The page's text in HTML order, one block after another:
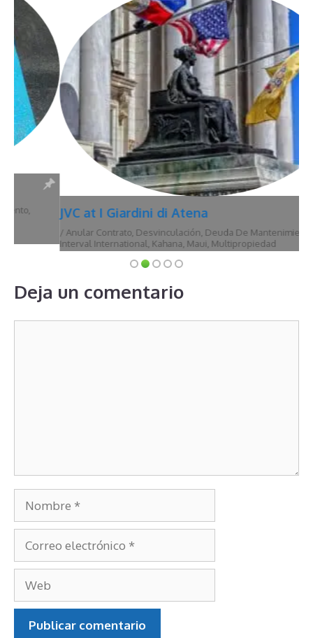
JVC at I Giardini di Atena
Anular Contrato,Desvinculación,Deuda De Mantenimiento,Hawái,
Interval International,Kahana,Maui,Multipropiedad
Nombre
Correo
electrónico
Web